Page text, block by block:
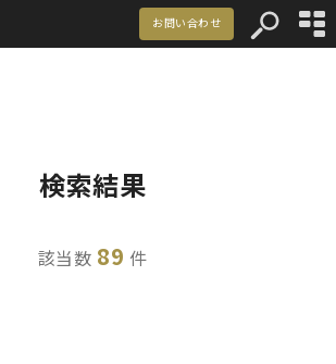
お問い合わせ
ガ登録
検索結果
該当数 89 件